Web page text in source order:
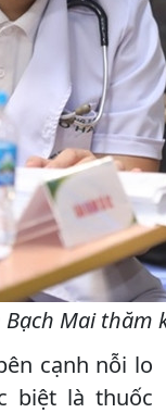
Bạch Mai
cạnh nỗi lo
biệt là thuốc